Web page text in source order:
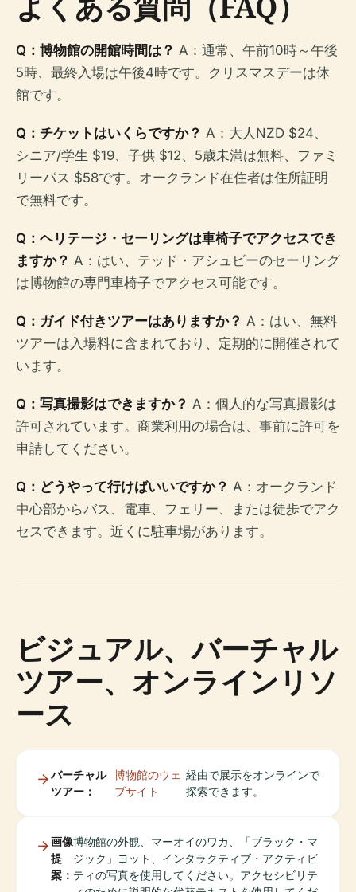
Q：博物館の開館時間は？ A：通常、午前10時～午後
5時、最終入場は午後4時です。クリスマスデーは休
館です。
Q：チケットはいくらですか？ A：大人NZD $24、
シニア/学生 $19、子供 $12、5歳未満は無料、ファミ
リーパス $58です。オークランド在住者は住所証明
で無料です。
Q：ヘリテージ・セーリングは車椅子でアクセスでき
ますか？ A：はい、テッド・アシュビーのセーリング
は博物館の専門車椅子でアクセス可能です。
Q：ガイド付きツアーはありますか？ A：はい、無料
ツアーは入場料に含まれており、定期的に開催されて
います。
Q：写真撮影はできますか？ A：個人的な写真撮影は
許可されています。商業利用の場合は、事前に許可を
申請してください。
Q：どうやって行けばいいですか？ A：オークランド
中心部からバス、電車、フェリー、または徒歩でアク
セスできます。近くに駐車場があります。
ビジュアル、バーチャル
ツアー、オンラインリソ
ース
バーチャル
ツアー：
博物館のウェ
ブサイト
経由で展示をオンラインで
探索できます。
画像
提
案：
博物館の外観、マーオイのワカ、「ブラック・マ
ジック」ヨット、インタラクティブ・アクティビ
ティの写真を使用してください。アクセシビリテ